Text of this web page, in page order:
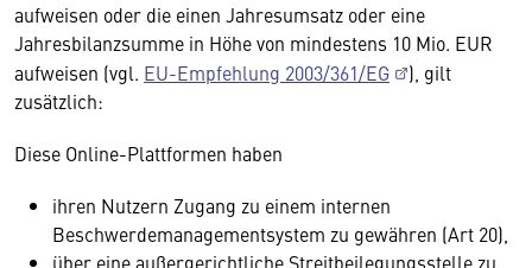
aufweisen oder die einen Jahresumsatz oder eine
Jahresbilanzsumme in Höhe von mindestens 10 Mio. EUR
aufweisen (vgl. EU-Empfehlung 2003/361/EG
), gilt
zusätzlich:
Diese Online-Plattformen haben
ihren Nutzern Zugang zu einem internen
Beschwerdemanagementsystem zu gewähren (Art 20),
über eine außergerichtliche Streitbeilegungsstelle zu